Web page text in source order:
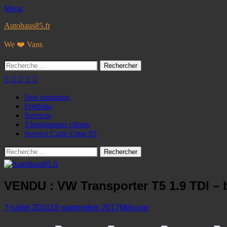
Menu
Autohaus85.fr
We ❤️ Vans
Rechercher :
Facebook
Googleplus
E- Instagram
Menu
principal
Aller
contenu
Nos annonces
Portfolio
Services
Témoignages clients
Service Carte Grise 85
Recherche
Rechercher :
VENDU : VW Transporter T5 1.9 TDI –
Posted
7 juillet 201619 septembre 2017Author
Mélanie